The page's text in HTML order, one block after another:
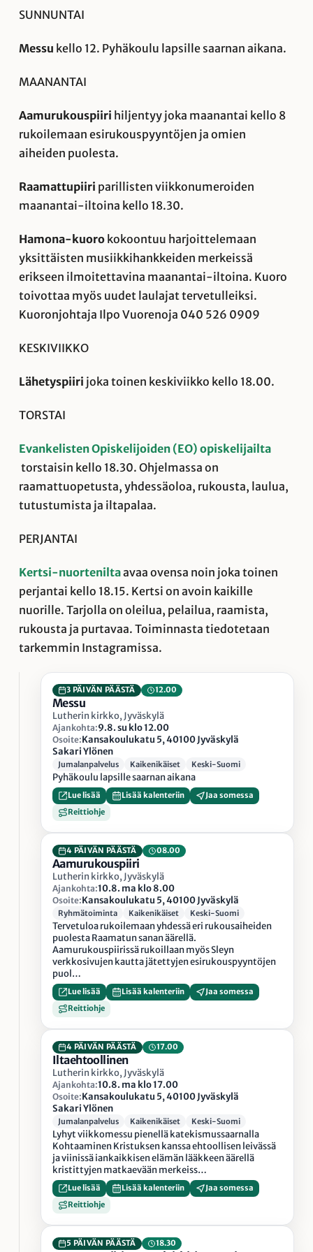
SUNNUNTAI
Messu kello 12. Pyhäkoulu lapsille saarnan aikana.
MAANANTAI
Aamurukouspiiri hiljentyy joka maanantai kello 8
rukoilemaan esirukouspyyntöjen ja omien
aiheiden puolesta.
Raamattupiiri parillisten viikkonumeroiden
maanantai-iltoina kello 18.30.
Hamona-kuorokokoontuu harjoittelemaan
yksittäisten musiikkihankkeiden merkeissä
erikseen ilmoitettavina maanantai-iltoina. Kuoro
toivottaa myös uudet laulajat tervetulleiksi.
Kuoronjohtaja Ilpo Vuorenoja 040 526 0909
KESKIVIIKKO
Lähetyspiiri joka toinen keskiviikko kello 18.00.
TORSTAI
Evankelisten Opiskelijoiden (EO) opiskelijailta
torstaisin kello 18.30. Ohjelmassa on
raamattuopetusta, yhdessäoloa, rukousta, laulua,
tutustumista ja iltapalaa.
PERJANTAI
Kertsi-nuorteniltaavaa ovensa noin joka toinen
perjantai kello 18.15. Kertsi on avoin kaikille
nuorille. Tarjolla on oleilua, pelailua, raamista,
rukousta ja purtavaa. Toiminnasta tiedotetaan
tarkemmin Instagramissa.
3 PÄIVÄN PÄÄSTÄ 12.00
Messu
Lutherin kirkko, Jyväskylä
Ajankohta:9.8. su klo 12.00
Osoite:Kansakoulukatu 5, 40100 Jyväskylä
Sakari Ylönen
Jumalanpalvelus Kaikenikäiset Keski-Suomi
Pyhäkoulu lapsille saarnan aikana
Lue lisää Lisää kalenteriin
Jaa somessa
Reittiohje
4 PÄIVÄN PÄÄSTÄ 08.00
Aamurukouspiiri
Lutherin kirkko, Jyväskylä
Ajankohta:10.8. ma klo 8.00
Osoite:Kansakoulukatu 5, 40100 Jyväskylä
Ryhmätoiminta Kaikenikäiset Keski-Suomi
Tervetuloa rukoilemaan yhdessä eri rukousaiheiden
puolesta Raamatun sanan äärellä.
Aamurukouspiirissä rukoillaan myös Sleyn
verkkosivujen kautta jätettyjen esirukouspyyntöjen
puol…
Lue lisää Lisää kalenteriin
Jaa somessa
Reittiohje
4 PÄIVÄN PÄÄSTÄ 17.00
Iltaehtoollinen
Lutherin kirkko, Jyväskylä
Ajankohta:10.8. ma klo 17.00
Osoite:Kansakoulukatu 5, 40100 Jyväskylä
Sakari Ylönen
Jumalanpalvelus Kaikenikäiset Keski-Suomi
Lyhyt viikkomessu pienellä katekismussaarnalla
Kohtaaminen Kristuksen kanssa ehtoollisen leivässä
ja viinissä iankaikkisen elämän lääkkeen äärellä
kristittyjen matkaevään merkeiss…
Lue lisää Lisää kalenteriin
Jaa somessa
Reittiohje
5 PÄIVÄN PÄÄSTÄ 18.30